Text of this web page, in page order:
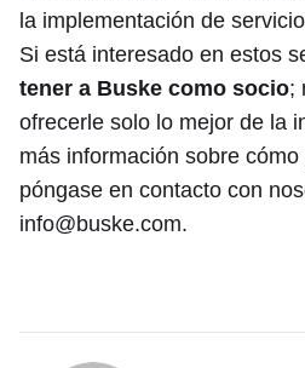
la implementación de
Si está interesado en estos
tener a Buske como socio;
ofrecerle solo lo mejor de la
más información sobre
póngase en contacto con
info@buske.com.